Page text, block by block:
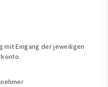
mit Eingang der jeweiligen